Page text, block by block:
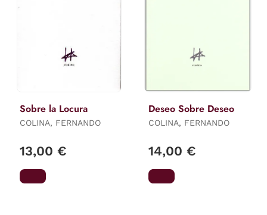
Sobre la Locura
COLINA, FERNANDO
13,00 €
Deseo Sobre Deseo
COLINA, FERNANDO
14,00 €